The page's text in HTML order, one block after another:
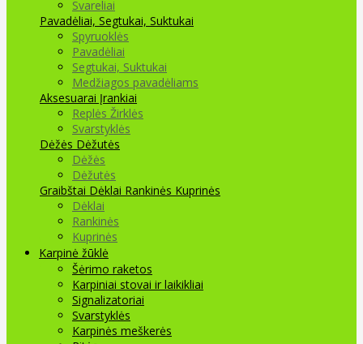
Svareliai
Pavadėliai, Segtukai, Suktukai
Spyruoklės
Pavadėliai
Segtukai, Suktukai
Medžiagos pavadėliams
Aksesuarai Įrankiai
Replės Žirklės
Svarstyklės
Dėžės Dėžutės
Dėžės
Dėžutės
Graibštai Dėklai Rankinės Kuprinės
Dėklai
Rankinės
Kuprinės
Karpinė žūklė
Šėrimo raketos
Karpiniai stovai ir laikikliai
Signalizatoriai
Svarstyklės
Karpinės meškerės